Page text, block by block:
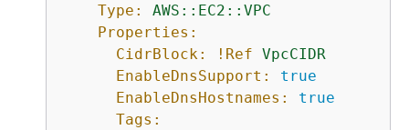
Type:
AWS::EC2::VPC
Properties:
CidrBlock:
!Ref VpcCIDR
EnableDnsSupport:
true
EnableDnsHostnames:
true
Tags: